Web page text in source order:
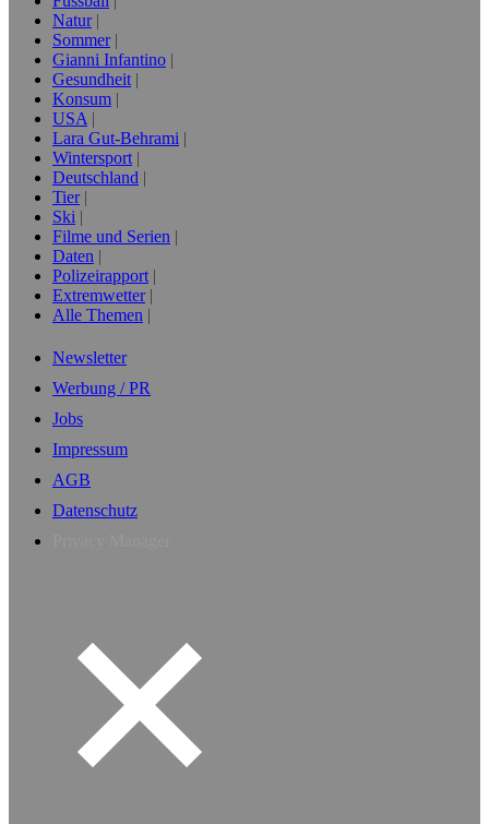
Natur
Sommer
Gianni Infantino
Gesundheit
Konsum
USA
Lara Gut-Behrami
Wintersport
Deutschland
Tier
Ski
Filme und Serien
Daten
Polizeirapport
Extremwetter
Alle Themen
Newsletter
Werbung / PR
Jobs
Impressum
AGB
Datenschutz